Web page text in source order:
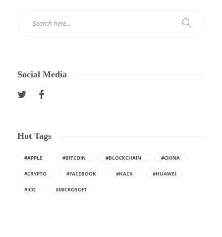
Social Media
Hot Tags
#APPLE #BITCOIN #BLOCKCHAIN #CHINA
#CRYPTO #FACEBOOK #HACK #HUAWEI
#ICO #MICROSOFT